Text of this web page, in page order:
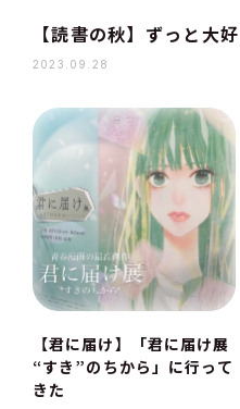
【読書の秋】ずっと大
2023.09.28
【君に届け】「君に届け展
“すき”のちから」に行って
きた